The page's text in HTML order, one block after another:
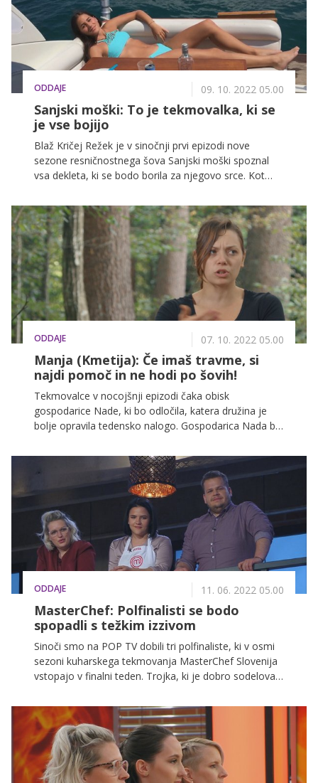
ODDAJE 09. 10. 2022 05.00
Sanjski moški: To je tekmovalka, ki se
je vse bojijo
Blaž Kričej Režek je v sinočnji prvi epizodi nove
sezone resničnostnega šova Sanjski moški spoznal
vsa dekleta, ki se bodo borila za njegovo srce. Kot
predstavljala 21-letna Arijanna Sara di Palma, saj si
Koprčanka z Blažem deli ogromno strasti; med
drugim tudi ljubezen do navtike.
ODDAJE 07. 10. 2022 05.00
Manja (Kmetija): Če imaš travme, si
najdi pomoč in ne hodi po šovih!
Tekmovalce v nocojšnji epizodi čaka obisk
gospodarice Nade, ki bo odločila, katera družina je
bolje opravila tedensko nalogo. Gospodarica Nada bo
zmagovalca še toliko težja.
ODDAJE 11. 06. 2022 05.00
MasterChef: Polfinalisti se bodo
spopadli s težkim izzivom
Sinoči smo na POP TV dobili tri polfinaliste, ki v osmi
sezoni kuharskega tekmovanja MasterChef Slovenija
vstopajo v finalni teden. Trojka, ki je dobro sodelovala
tedna, kot so jim namignili sodniki, pa imajo za njih
pripravljene že uradne kuharske uniforme. A zaslužila
si jo bosta le dva, pot do tja pa bo še precej trnova.